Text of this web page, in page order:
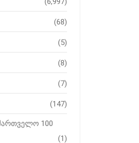
(68)
(5)
(8)
(7)
(147)
100
(1)